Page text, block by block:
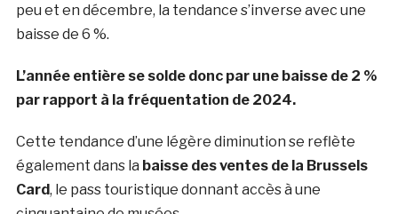
peu et en décembre, la tendance s’inverse avec une
baisse de 6 %.
L’année entière se solde donc par une baisse de 2 %
par rapport à la fréquentation de 2024.
Cette tendance d’une légère diminution se reflète
également dans la baisse des ventes de la Brussels
Card, le pass touristique donnant accès à une